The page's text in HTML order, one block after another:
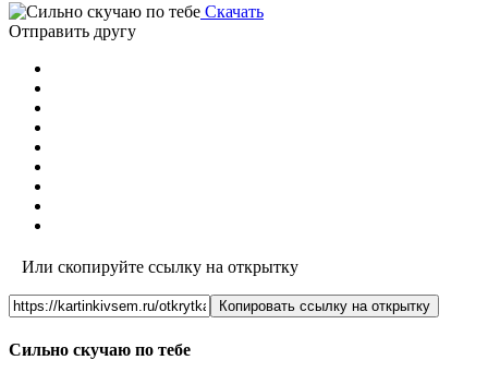
Скачать
Отправить другу
Или скопируйте ссылку на открытку
Копировать ссылку на открытку
Сильно скучаю по тебе